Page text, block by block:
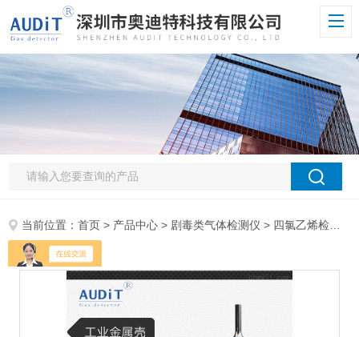
当前位置：首页 > 产品中心 > 剧毒类气体检测仪 > 四氯乙烯检测仪